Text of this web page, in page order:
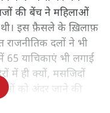
की बेंच ने महिलाओं
थी। इस फ़ैसले के ख़िलाफ़
राजनीतिक दलों ने भी
याचिकाएं भी लगाई
में ही क्यों, मसजिदों
को अंदर जाने की